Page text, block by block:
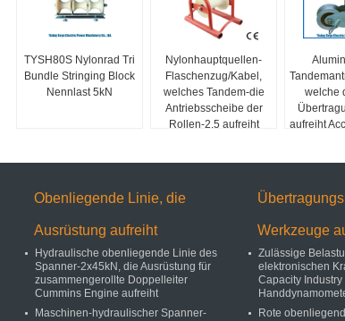
TYSH80S Nylonrad Tri
Bundle Stringing Block
Nennlast 5kN
Nylonhauptquellen-
Flaschenzug/Kabel,
welches Tandem-die
Antriebsscheibe der
Rollen-2,5 aufreiht
welche
aufreiht
Obenliegende Linie, die
Ausrüstung aufreiht
Hydraulische obenliegende Linie des
Spanner-2x45kN, die Ausrüstung für
zusammengerollte Doppelleiter
Cummins Engine aufreiht
Maschinen-hydraulischer Spanner-
Werkzeuge
Zulässige
elektronischen
Capacity Industry
Rote